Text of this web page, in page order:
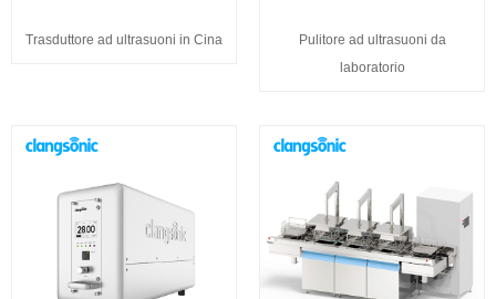
Trasduttore ad ultrasuoni in Cina
Pulitore ad ultrasuoni da
laboratorio